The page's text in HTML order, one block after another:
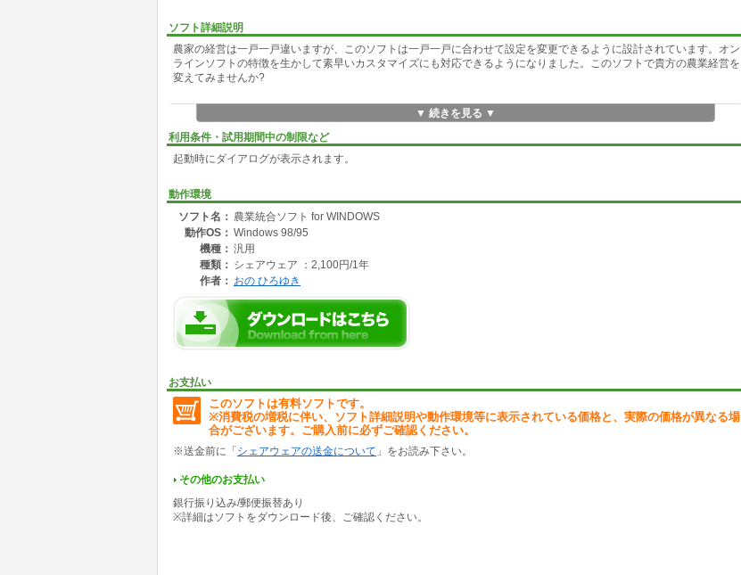
ソフト詳細説明
農家の経営は一戸一戸違いますが、このソフトは一戸一戸に合わせて設定を変更できるように設計されています。オン
ラインソフトの特徴を生かして素早いカスタマイズにも対応できるようになりました。このソフトで貴方の農業経営を
変えてみませんか?
▼ 続きを見る ▼
利用条件・試用期間中の制限など
起動時にダイアログが表示されます。
動作環境
ソフト名： 農業統合ソフト for WINDOWS
動作OS： Windows 98/95
機種： 汎用
種類： シェアウェア ：2,100円/1年
作者： おの ひろゆき
お支払い
このソフトは有料ソフトです。
※消費税の増税に伴い、ソフト詳細説明や動作環境等に表示されている価格と、実際の価格が異なる場
合がございます。ご購入前に必ずご確認ください。
※送金前に「 シェアウェアの送金について 」をお読み下さい。
その他のお支払い
銀行振り込み/郵便振替あり
※詳細はソフトをダウンロード後、ご確認ください。